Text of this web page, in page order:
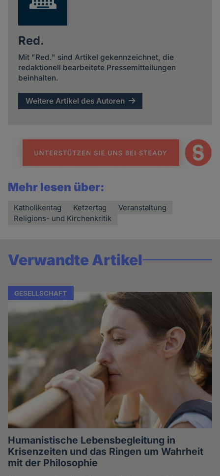
Red.
Mit "Red." sind Artikel gekennzeichnet, die
redaktionell bearbeitete Pressemitteilungen
beinhalten.
Weitere Artikel des Autoren
Mehr lesen über:
Katholikentag Ketzertag
Veranstaltung
Religions- und Kirchenkritik
Verwandte Artikel
GESELLSCHAFT
Humanistische Lebensbegleitung in
Krisenzeiten und das Ringen um Wahrheit
mit der Philosophie